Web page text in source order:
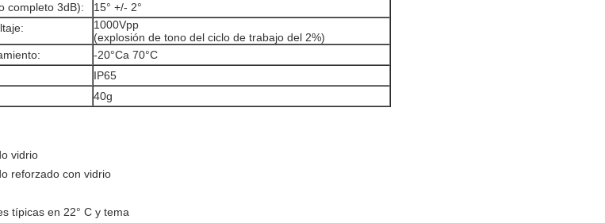
completo 3dB):
15° +/- 2°
1000Vpp
(explosión de tono del ciclo de trabajo del 2%)
-20°Ca 70°C
IP65
40g
vidrio
reforzado con vidrio
típicas en 22° C y tema